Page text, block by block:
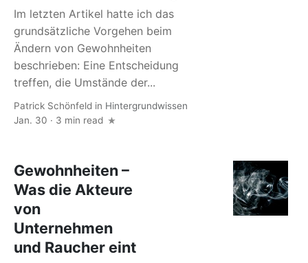
Im letzten Artikel hatte ich das
grundsätzliche Vorgehen beim
Ändern von Gewohnheiten
beschrieben: Eine Entscheidung
treffen, die Umstände der...
Patrick Schönfeld in Hintergrundwissen
Jan. 30 · 3 min read
Gewohnheiten –
Was die Akteure
von
Unternehmen
und Raucher eint